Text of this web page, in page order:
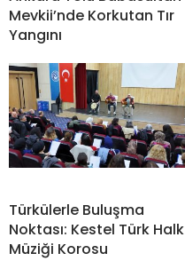
Mevkii’nde Korkutan Tır
Yangını
Türkülerle Buluşma
Noktası: Kestel Türk Halk
Müziği Korosu